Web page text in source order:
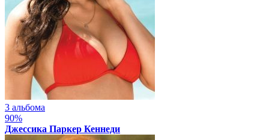
3 альбома
90%
Джессика Паркер Кеннеди